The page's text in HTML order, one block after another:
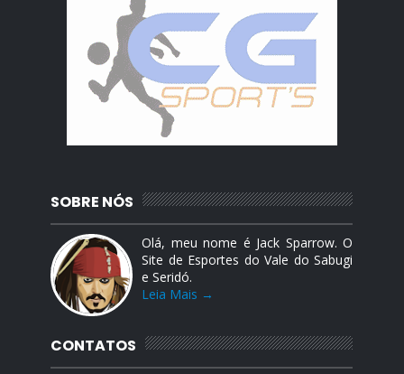
SOBRE NÓS
Olá, meu nome é Jack Sparrow. O
Site de Esportes do Vale do Sabugi
e Seridó.
Leia Mais →
CONTATOS